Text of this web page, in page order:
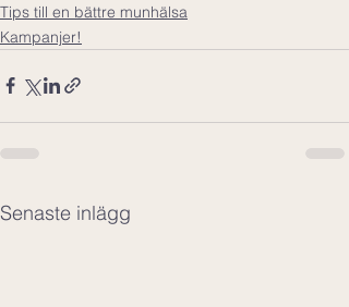
Tips till en bättre munhälsa
Kampanjer!
Senaste inlägg